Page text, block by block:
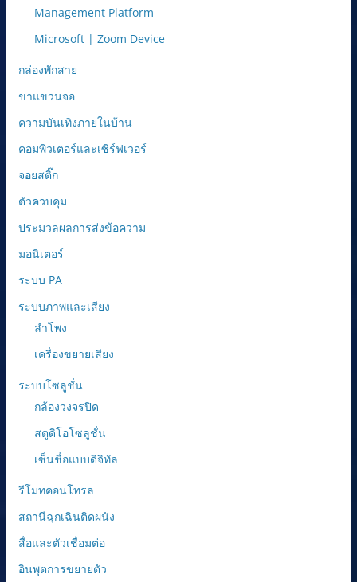
Management Platform
Microsoft | Zoom Device
กล่องพักสาย
ขาแขวนจอ
ความบันเทิงภายในบ้าน
คอมพิวเตอร์และเซิร์ฟเวอร์
จอยสติ๊ก
ตัวควบคุม
ประมวลผลการส่งข้อความ
มอนิเตอร์
ระบบ PA
ระบบภาพและเสียง
ลำโพง
เครื่องขยายเสียง
ระบบโซลูชั่น
กล้องวงจรปิด
สตูดิโอโซลูชั่น
เซ็นชื่อแบบดิจิทัล
รีโมทคอนโทรล
สถานีฉุกเฉินติดผนัง
สื่อและตัวเชื่อมต่อ
อินพุตการขยายตัว